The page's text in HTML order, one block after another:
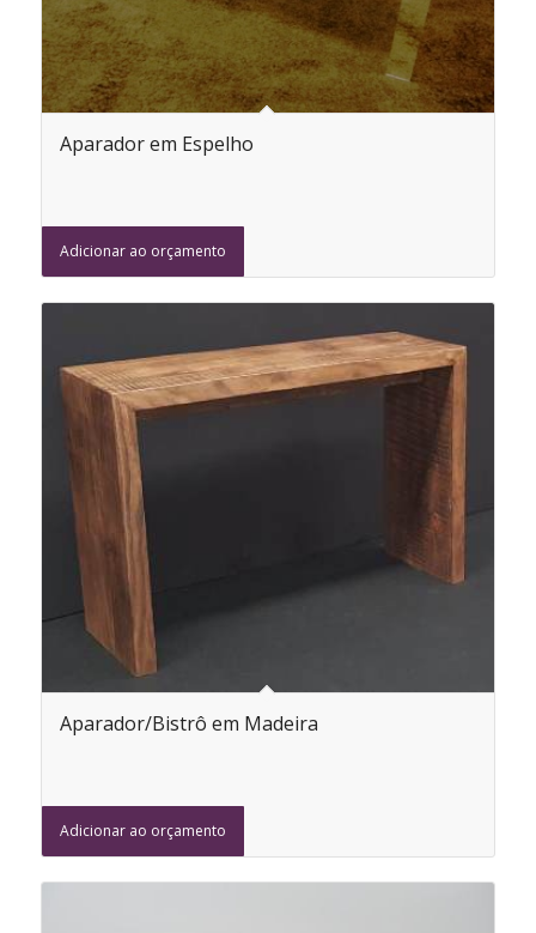
Aparador em Espelho
Adicionar ao orçamento
Aparador/Bistrô em Madeira
Adicionar ao orçamento